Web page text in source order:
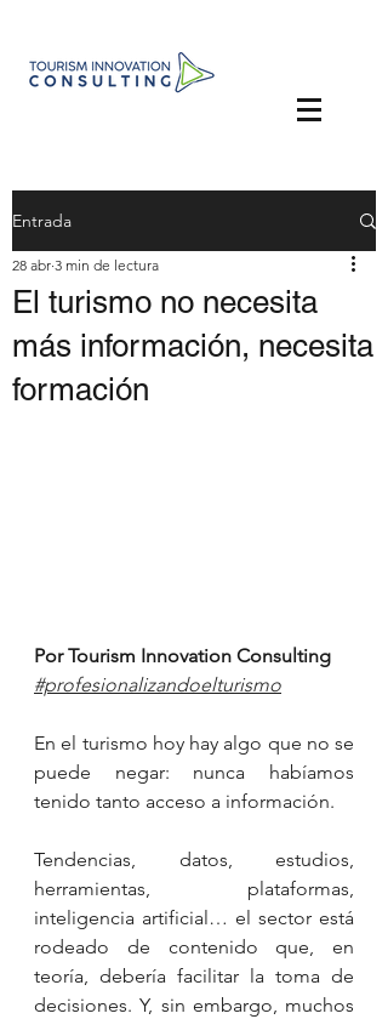
Entrada
El turismo no necesita
más información, necesita
formación
28 abr 3 min de lectura
Por Tourism Innovation Consulting
#profesionalizandoelturismo
En el turismo hoy hay algo que no se
puede negar: nunca habíamos
tenido tanto acceso a información.
Tendencias, datos, estudios,
herramientas, plataformas,
inteligencia artificial… el sector está
rodeado de contenido que, en
teoría, debería facilitar la toma de
decisiones. Y, sin embargo, muchos